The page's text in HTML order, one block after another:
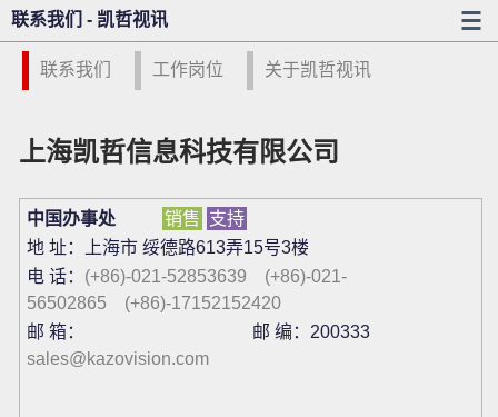
联系我们 - 凯哲视讯
联系我们 工作岗位 关于凯哲视讯
上海凯哲信息科技有限公司
中国办事处 销售 支持
地 址：上海市 绥德路613弄15号3楼
电 话： (+86)-021-52853639
(+86)-021-
56502865
(+86)-17152152420
邮 箱：
sales@kazovision.com
邮 编：200333